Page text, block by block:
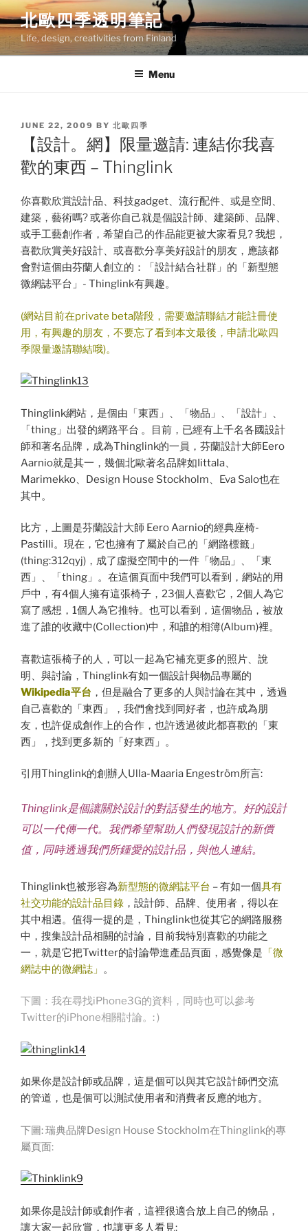
Skip
to
content
北歐四季透明筆記
Life, design, creativities from Finland
Menu
POSTED
ON
JUNE 22, 2009 BY 北歐四季
【設計。網】限量邀請: 連結你我喜
歡的東西 – Thinglink
你喜歡欣賞設計品、科技gadget、流行配件、或是空間、
建築，藝術嗎? 或著你自己就是個設計師、建築師、品牌、
或手工藝創作者，希望自己的作品能更被大家看見? 我想，
喜歡欣賞美好設計、或喜歡分享美好設計的朋友，應該都
會對這個由芬蘭人創立的：「設計結合社群」的「新型態
微網誌平台」- Thinglink有興趣。
(網站目前在private beta階段，需要邀請聯結才能註冊使
用，有興趣的朋友，不要忘了看到本文最後，申請北歐四
季限量邀請聯結哦)。
Thinglink網站，是個由「東西」、「物品」、「設計」、
「thing」出發的網路平台 。目前，已經有上千名各國設計
師和著名品牌，成為Thinglink的一員，芬蘭設計大師Eero
Aarnio就是其一，幾個北歐著名品牌如Iittala、
Marimekko、Design House Stockholm、Eva Salo也在
其中。
比方，上圖是芬蘭設計大師 Eero Aarnio的經典座椅-
Pastilli。現在，它也擁有了屬於自己的「網路標籤」
(thing:312qyj)，成了虛擬空間中的一件「物品」、「東
西」、「thing」。在這個頁面中我們可以看到，網站的用
戶中，有4個人擁有這張椅子，23個人喜歡它，2個人為它
寫了感想，1個人為它推特。也可以看到，這個物品，被放
進了誰的收藏中(Collection)中，和誰的相簿(Album)裡。
喜歡這張椅子的人，可以一起為它補充更多的照片、說
明、與討論，Thinglink有如一個設計與物品專屬的
Wikipedia平台 ，但是融合了更多的人與討論在其中，透過
自己喜歡的「東西」，我們會找到同好者，也許成為朋
友，也許促成創作上的合作，也許透過彼此都喜歡的「東
西」，找到更多新的「好東西」。
引用Thinglink的創辦人Ulla-Maaria Engeström所言:
Thinglink是個讓關於設計的對話發生的地方。好的設計
可以一代傳一代。我們希望幫助人們發現設計的新價
值，同時透過我們所鍾愛的設計品，與他人連結。
Thinglink也被形容為新型態的微網誌平台 – 有如一個具有
社交功能的設計品目錄 ，設計師、品牌、使用者，得以在
其中相遇。值得一提的是，Thinglink也從其它的網路服務
中，搜集設計品相關的討論，目前我特別喜歡的功能之
一，就是它把Twitter的討論帶進產品頁面，感覺像是 「微
網誌中的微網誌」 。
下圖：我在尋找iPhone3G的資料，同時也可以參考
Twitter的iPhone相關討論。: )
如果你是設計師或品牌，這是個可以與其它設計師們交流
的管道，也是個可以測試使用者和消費者反應的地方。
下圖: 瑞典品牌Design House Stockholm在Thinglink的專
屬頁面:
如果你是設計師或創作者，這裡很適合放上自己的物品，
讓大家一起欣賞，也讓更多人看見: